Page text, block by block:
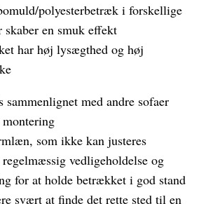
polyesterbetræk i forskellige
skaber en smuk effekt
har høj lysægthed og høj
sammenlignet med andre sofaer
som ikke kan justeres
vedligeholdelse og
for at holde betrækket i god stand
svært at finde det rette sted til en